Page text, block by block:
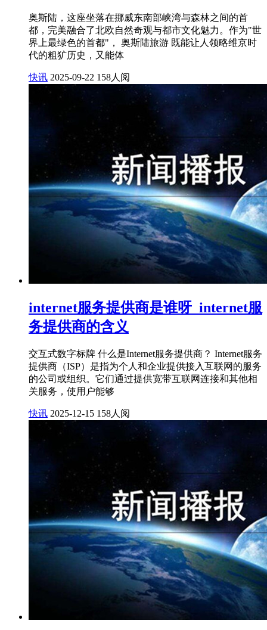
奥斯陆，这座坐落在挪威东南部峡湾与森林之间的首
都，完美融合了北欧自然奇观与都市文化魅力。作为"世
界上最绿色的首都"， 奥斯陆旅游 既能让人领略维京时
代的粗犷历史，又能体
快讯 2025-09-22 158人阅
internet服务提供商是谁呀_internet服
务提供商的含义
交互式数字标牌 什么是Internet服务提供商？ Internet服务
提供商（ISP）是指为个人和企业提供接入互联网的服务
的公司或组织。它们通过提供宽带互联网连接和其他相
关服务，使用户能够
快讯 2025-12-15 158人阅